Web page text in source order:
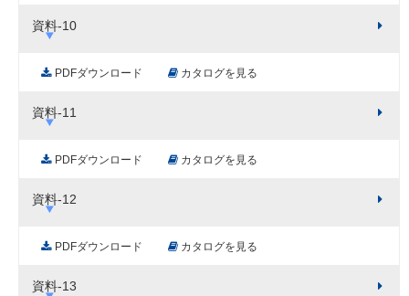
資料-10
PDFダウンロード カタログを見る
資料-11
PDFダウンロード カタログを見る
資料-12
PDFダウンロード カタログを見る
資料-13